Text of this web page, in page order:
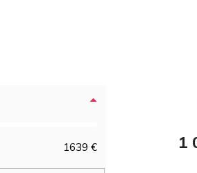
1639 € 1